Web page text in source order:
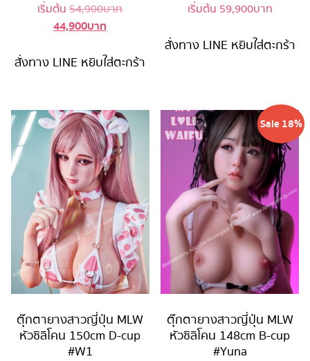
เริ่มต้น54,900บาทOriginal
54,900 บาท.
44,900บาท
is:
สั่งทาง LINE หยิบใส่ตะกร้า
เริ่มต้น 59,900บาท
สั่งทาง LINE หยิบใส่ตะกร้า
ตุ๊กตายางสาวญี่ปุ่น MLW
หัวซิลิโคน 150cm D-cup
#W1
Sale 18%
ตุ๊กตายางสาวญี่ปุ่น MLW
หัวซิลิโคน 148cm B-cup
#Yuna